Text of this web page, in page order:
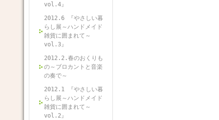
vol.4』
2012.6 『やさしい暮
らし展～ハンドメイド
雑貨に囲まれて～
vol.3』
2012.2.春のおくりも
の～ブロカントと音楽
の奏で～
2012.1 『やさしい暮
らし展～ハンドメイド
雑貨に囲まれて～
vol.2』